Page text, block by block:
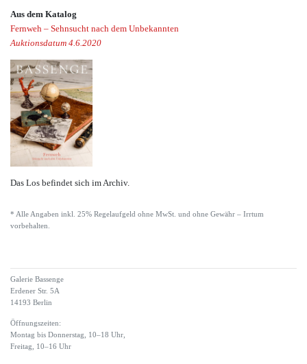
Aus dem Katalog
Fernweh – Sehnsucht nach dem Unbekannten
Auktionsdatum 4.6.2020
Das Los befindet sich im Archiv.
* Alle Angaben inkl. 25% Regelaufgeld ohne MwSt. und ohne Gewähr – Irrtum
vorbehalten.
Galerie Bassenge
Erdener Str. 5A
14193 Berlin
Öffnungszeiten:
Montag bis Donnerstag, 10–18 Uhr,
Freitag, 10–16 Uhr